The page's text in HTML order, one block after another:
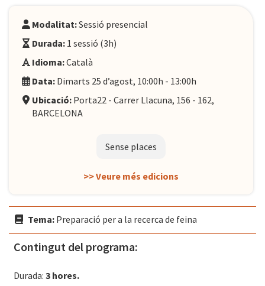
Modalitat:Sessió presencial
Durada: 1 sessió (3h)
Idioma:Català
Data: Dimarts 25 d’agost, 10:00h - 13:00h
Ubicació: Porta22 - Carrer Llacuna, 156 - 162,
BARCELONA
Sense places
>> Veure més edicions
Tema: Preparació per a la recerca de feina
Contingut del programa:
Durada: 3 hores.